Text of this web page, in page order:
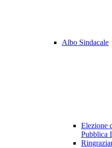
Albo Sindacale
Elezione
Pubblica